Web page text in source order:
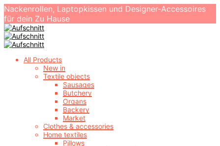
Nackenrollen, Laptopkissen und Designer-Accessoires
für dein Zu Hause
All Products
New in
Textile objects
Sausages
Butchery
Organs
Backery
Market
Clothes & accessories
Home textiles
Pillows